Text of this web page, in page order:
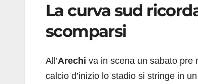
La curva sud
scomparsi
All’Arechi va in scena un sabato pre
calcio d’inizio lo stadio si stringe in un